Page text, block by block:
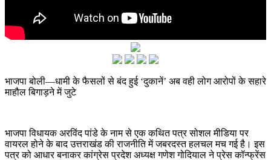
भाजपा बोली—धामी के फैसलों से बंद हुई ‘दुकानें’ अब वही लोग आरोपों के सहारे
माहौल बिगाड़ने में जुटे
भाजपा विधायक अरविंद पांडे के नाम से एक कथित पत्र सोशल मीडिया पर
वायरल होने के बाद उत्तराखंड की राजनीति में जबरदस्त हलचल मच गई है। इस
पत्र को आधार बनाकर कांग्रेस प्रदेश अध्यक्ष गणेश गोदियाल ने प्रेस कॉन्फ्रेंस